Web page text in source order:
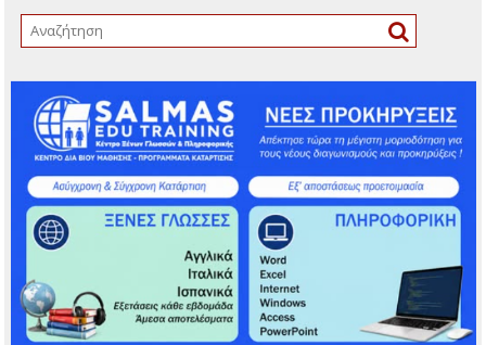
συλλόγους,τα κορίτσια γυμναστικής του ΟΚΑΠΑ,τα μέλη της Επιτροπής
Εθελοντισμού ,
τους συνεχιστές